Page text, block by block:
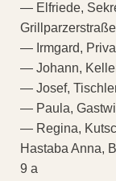
— Elfriede,
— Irmgard,
— Johann,
— Josef,
— Paula,
— Regina,
Hastaba Anna,
9 a